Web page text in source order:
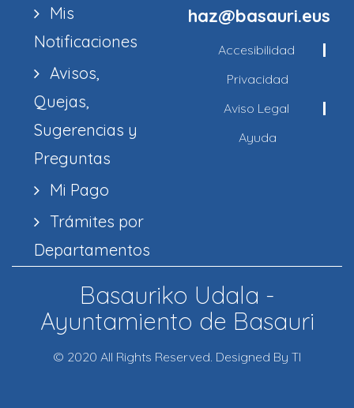
Mis
Notificaciones
Avisos,
Quejas,
Sugerencias y
Preguntas
Mi Pago
Trámites por
Departamentos
haz@basauri.eus
Accesibilidad
Privacidad
Aviso Legal
Ayuda
Basauriko Udala -
Ayuntamiento de Basauri
© 2020 All Rights Reserved. Designed By TI